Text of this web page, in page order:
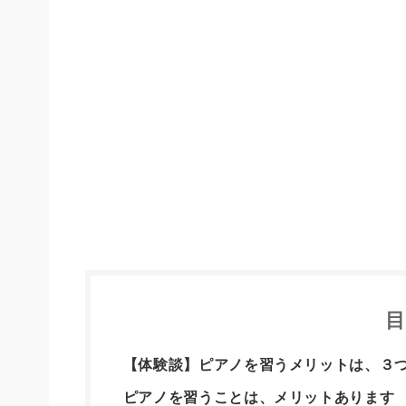
【体験談】ピアノを習うメリットは、３
ピアノを習うことは、メリットあります